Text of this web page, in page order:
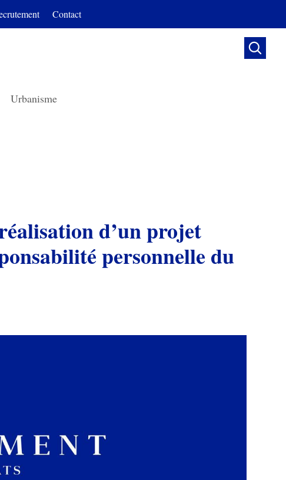
Contact

Urbanisme
d’un projet
personnelle du